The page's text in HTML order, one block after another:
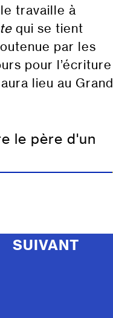
travaille à
qui se tient
par les
pour l’écriture
lieu au Grand
le père d'un
SUIVANT